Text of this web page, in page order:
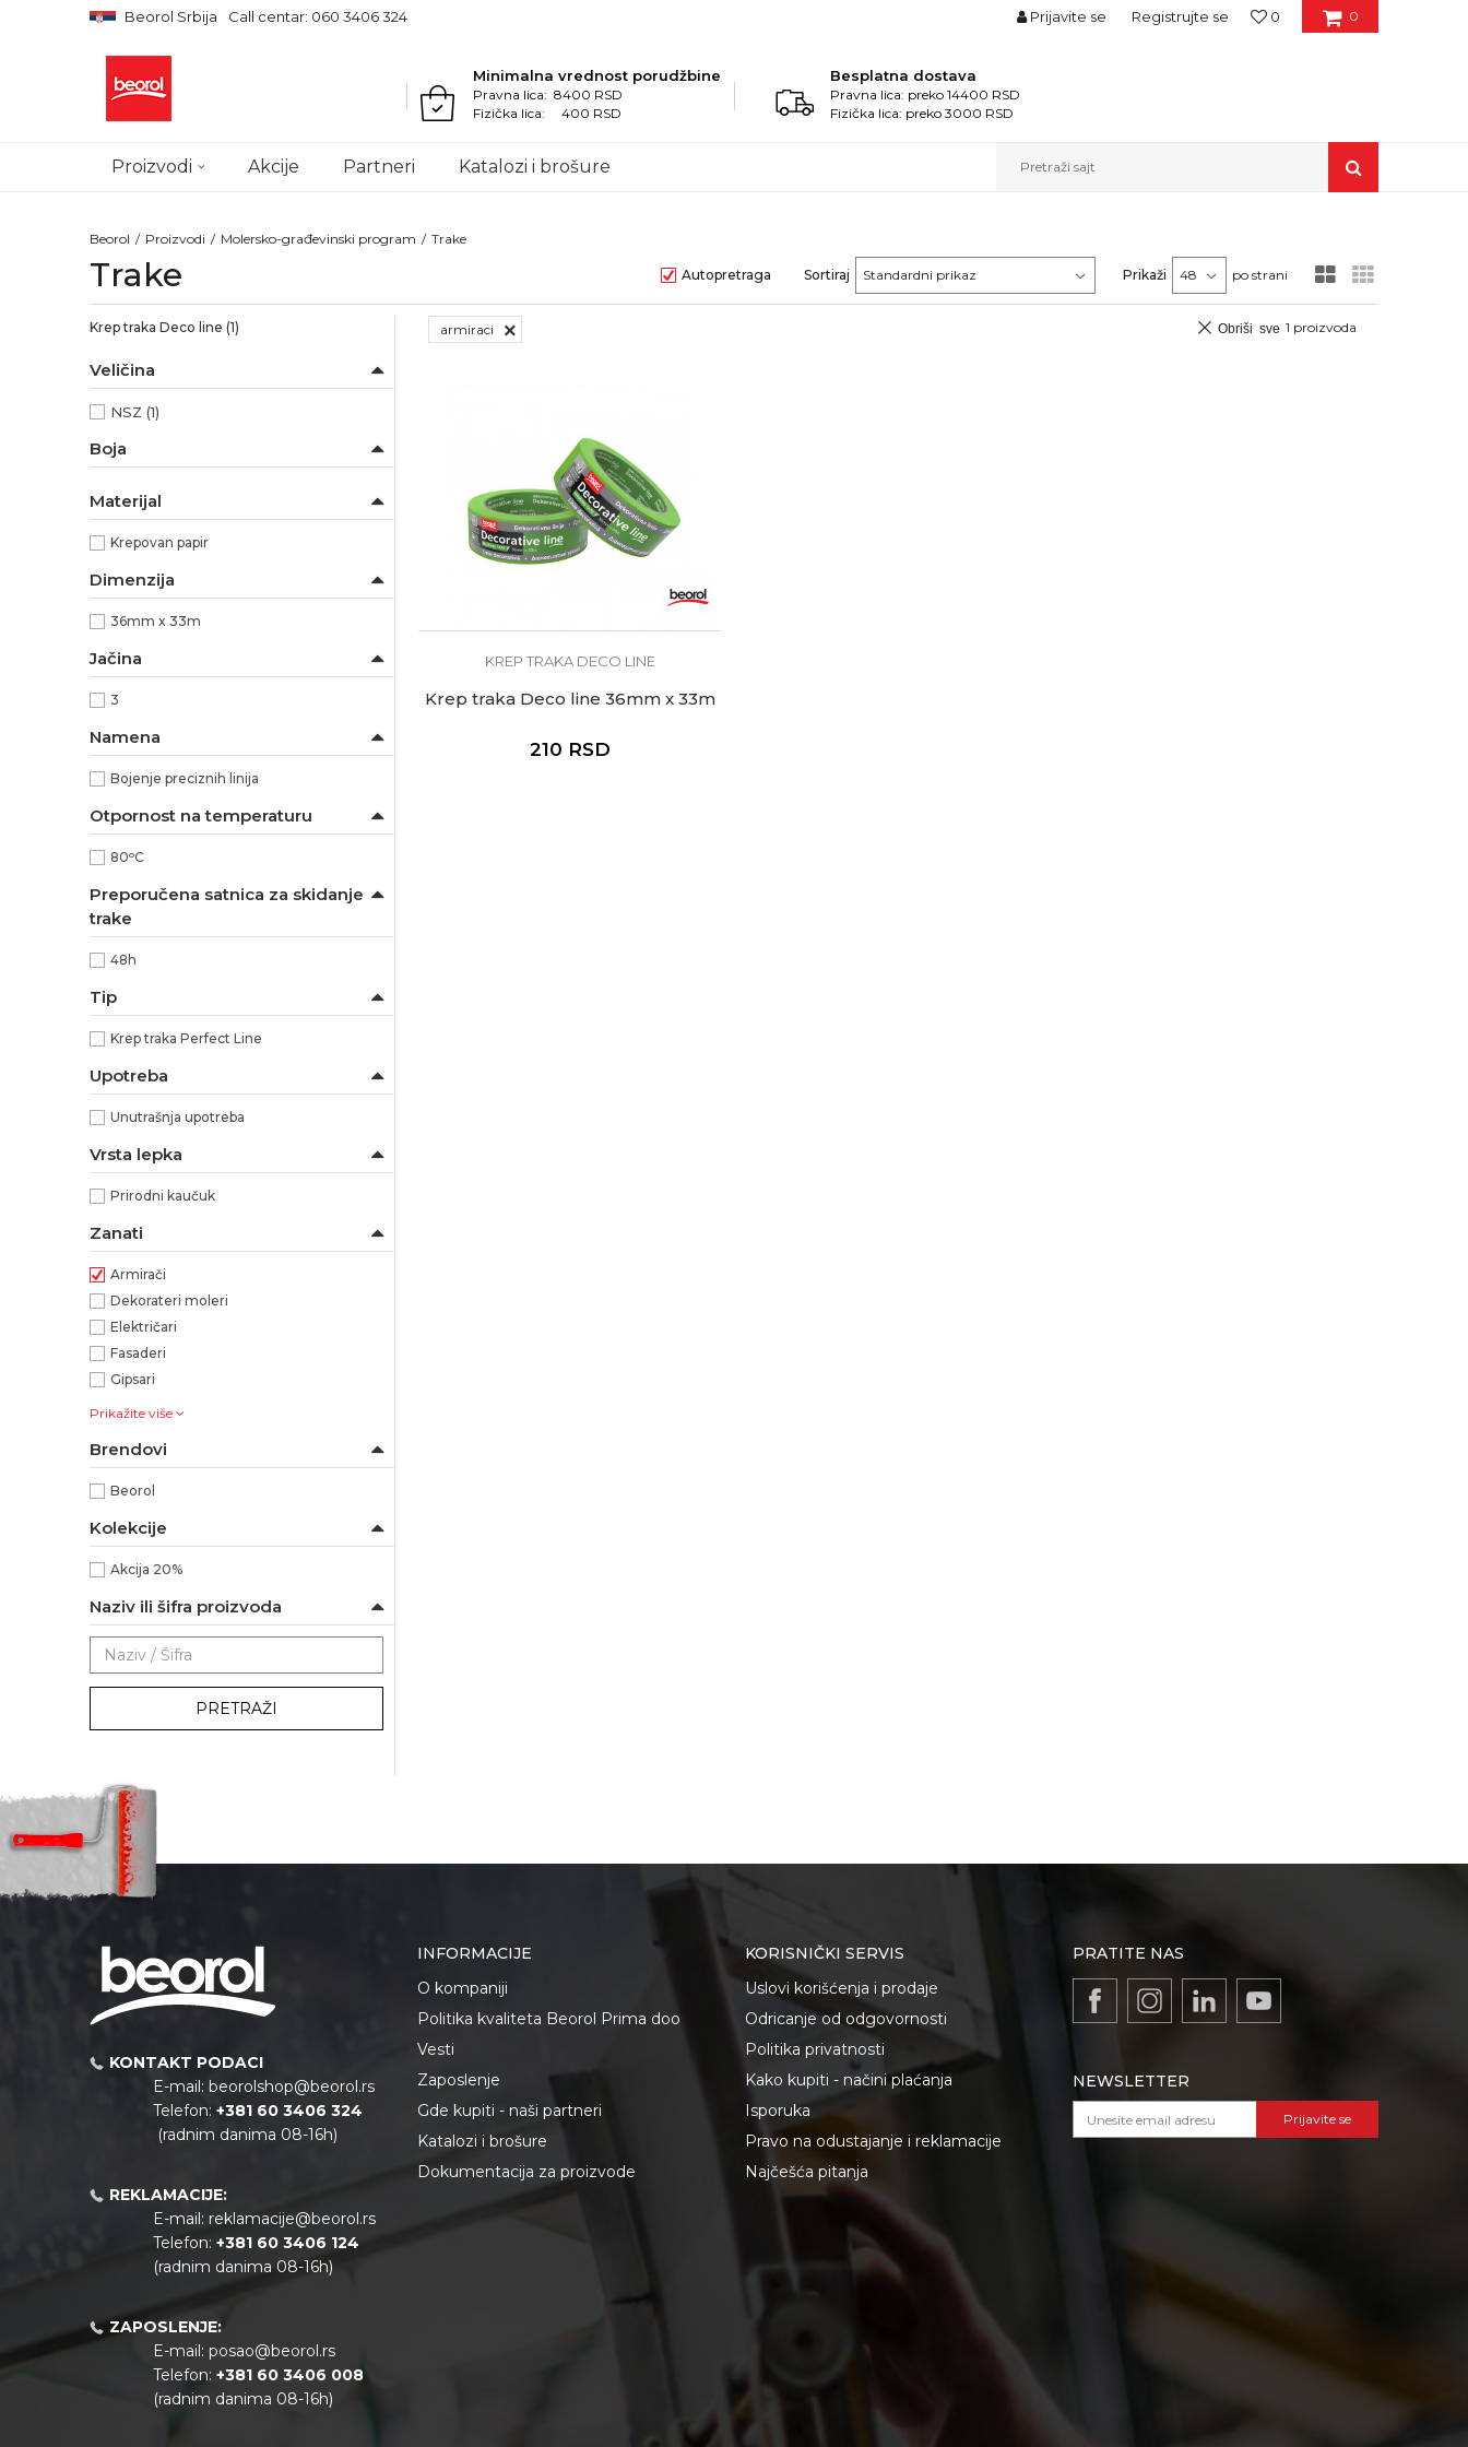
Beorol Srbija Call centar: 060 3406 324 0
0
Prijavite se Registrujte se
Minimalna vrednost porudžbine
Pravna lica: 8400 RSD
Fizička lica: 400 RSD
Besplatna dostava
Pravna lica: preko 14400 RSD
Fizička lica: preko 3000 RSD
Proizvodi Akcije Partneri Katalozi i brošure Pretraži sajt
Beorol Proizvodi Molersko-građevinski program Trake
Trake Autopretraga Sortiraj Prikaži po strani
Krep traka Deco line (1)
Veličina
NSZ (1)
Boja
Materijal
Krepovan papir
Dimenzija
36mm x 33m
Jačina
3
Namena
Bojenje preciznih linija
Otpornost na temperaturu
80ᵒC
Preporučena satnica za skidanje
trake
48h
Tip
Krep traka Perfect Line
Upotreba
Unutrašnja upotreba
Vrsta lepka
Prirodni kaučuk
Zanati
Armirači
Dekorateri moleri
Električari
Fasaderi
Gipsari
Prikažite više
Brendovi
Beorol
Kolekcije
Akcija 20%
Naziv ili šifra proizvoda
PRETRAŽI
armiraci 1 proizvoda
Obriši sve
KREP TRAKA DECO LINE
Krep traka Deco line 36mm x 33m
210 RSD
KONTAKT PODACI
E-mail: beorolshop@beorol.rs
Telefon: +381 60 3406 324
(radnim danima 08-16h)
REKLAMACIJE:
E-mail: reklamacije@beorol.rs
Telefon: +381 60 3406 124
(radnim danima 08-16h)
ZAPOSLENJE:
E-mail: posao@beorol.rs
Telefon: +381 60 3406 008
(radnim danima 08-16h)
INFORMACIJE
O kompaniji
Politika kvaliteta Beorol Prima doo
Vesti
Zaposlenje
Gde kupiti - naši partneri
Katalozi i brošure
Dokumentacija za proizvode
KORISNIČKI SERVIS
Uslovi korišćenja i prodaje
Odricanje od odgovornosti
Politika privatnosti
Kako kupiti - načini plaćanja
Isporuka
Pravo na odustajanje i reklamacije
Najčešća pitanja
PRATITE NAS
NEWSLETTER
Prijavite se